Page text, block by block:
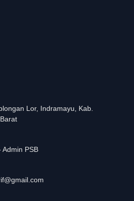
Lor, Indramayu, Kab.
PSB